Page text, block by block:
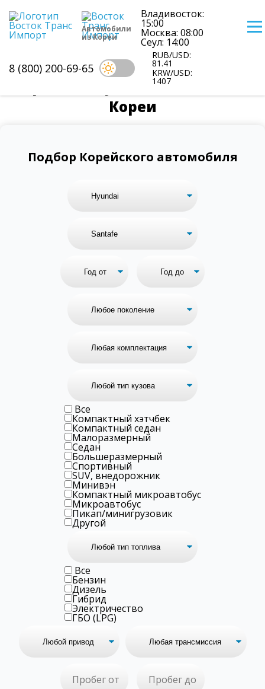
Автомобили
из Кореи
Владивосток:
15:00
Москва: 08:00
Сеул: 14:00
RUB/USD:
81.41
KRW/USD:
1407
8 (800) 200-69-65
Цены на Hyundai Santafe из
Кореи
Подбор Корейского автомобиля
Все
Компактный хэтчбек
Компактный седан
Малоразмерный
Седан
Большеразмерный
Спортивный
SUV, внедорожник
Минивэн
Компактный микроавтобус
Микроавтобус
Пикап/минигрузовик
Другой
Все
Бензин
Дизель
Гибрид
Электричество
ГБО (LPG)